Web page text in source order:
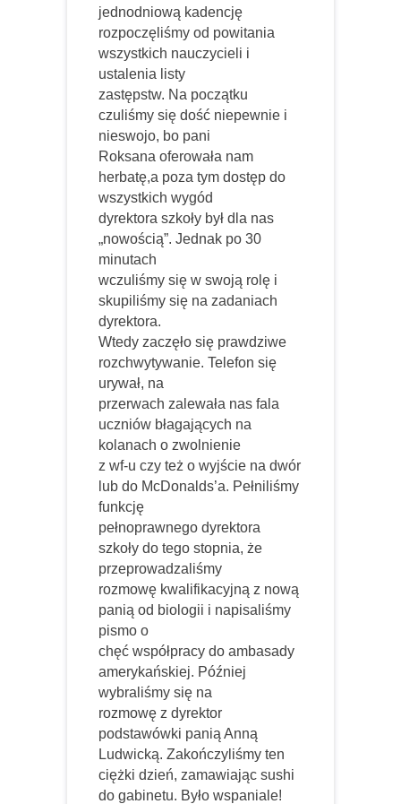
jednodniową kadencję
rozpoczęliśmy od powitania
wszystkich nauczycieli i
ustalenia listy
zastępstw. Na początku
czuliśmy się dość niepewnie i
nieswojo, bo pani
Roksana oferowała nam
herbatę,a poza tym dostęp do
wszystkich wygód
dyrektora szkoły był dla nas
„nowością”. Jednak po 30
minutach
wczuliśmy się w swoją rolę i
skupiliśmy się na zadaniach
dyrektora.
Wtedy zaczęło się prawdziwe
rozchwytywanie. Telefon się
urywał, na
przerwach zalewała nas fala
uczniów błagających na
kolanach o zwolnienie
z wf-u czy też o wyjście na dwór
lub do McDonalds’a. Pełniliśmy
funkcję
pełnoprawnego dyrektora
szkoły do tego stopnia, że
przeprowadzaliśmy
rozmowę kwalifikacyjną z nową
panią od biologii i napisaliśmy
pismo o
chęć współpracy do ambasady
amerykańskiej. Później
wybraliśmy się na
rozmowę z dyrektor
podstawówki panią Anną
Ludwicką. Zakończyliśmy ten
ciężki dzień, zamawiając sushi
do gabinetu. Było wspaniale!